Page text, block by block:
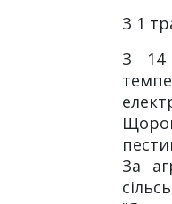
З 1
З 14
За